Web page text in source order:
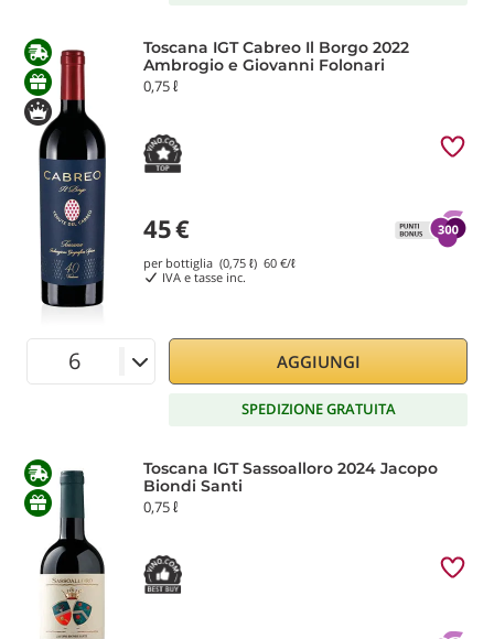
Toscana IGT Cabreo Il Borgo 2022
Ambrogio e Giovanni Folonari
0,75 ℓ
45€
per bottiglia (0,75 ℓ) 60 €/ℓ
IVA e tasse inc.
AGGIUNGI
SPEDIZIONE GRATUITA
Toscana IGT Sassoalloro 2024 Jacopo
Biondi Santi
0,75 ℓ